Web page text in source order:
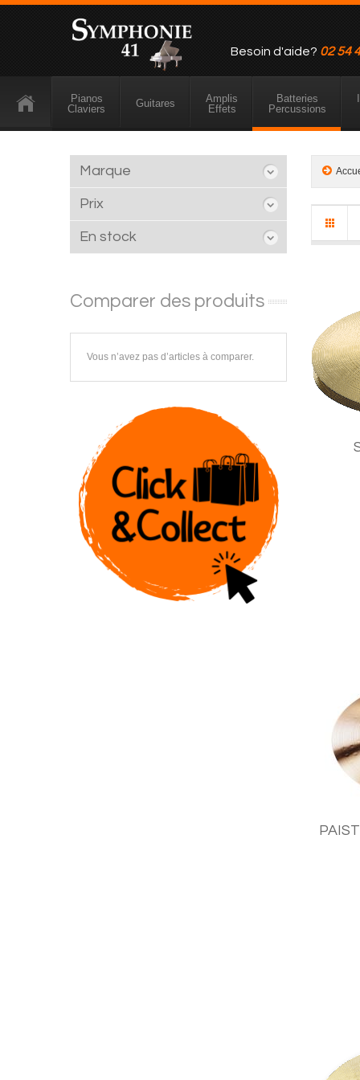
Besoin d'aide? 02 54
Pianos
Claviers
Guitares
Amplis
Effets
Batteries
Percussions
Marque
Prix
En stock
Comparer des produits
Vous n’avez pas d’articles à comparer.